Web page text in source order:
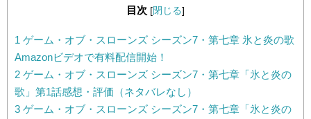
目次 [閉じる]
1 ゲーム・オブ・スローンズ シーズン7・第七章 氷と炎の歌
Amazonビデオで有料配信開始！
2 ゲーム・オブ・スローンズ シーズン7・第七章「氷と炎の
歌」第1話感想・評価（ネタバレなし）
3 ゲーム・オブ・スローンズ シーズン7・第七章「氷と炎の